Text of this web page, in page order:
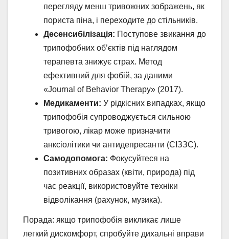
перегляду менш тривожних зображень, як
пориста піна, і переходите до стільників.
Десенсибілізація: Поступове звикання до
трипофобних об’єктів під наглядом
терапевта знижує страх. Метод
ефективний для фобій, за даними
«Journal of Behavior Therapy» (2017).
Медикаменти: У рідкісних випадках, якщо
трипофобія супроводжується сильною
тривогою, лікар може призначити
анксіолітики чи антидепресанти (СІЗЗС).
Самодопомога: Фокусуйтеся на
позитивних образах (квіти, природа) під
час реакції, використовуйте техніки
відволікання (рахунок, музика).
Порада: якщо трипофобія викликає лише
легкий дискомфорт, спробуйте дихальні вправи